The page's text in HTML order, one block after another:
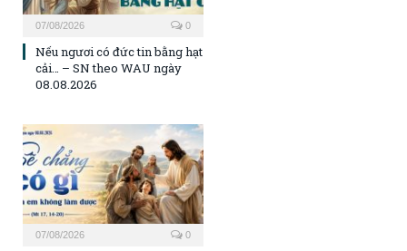
07/08/2026 0
Nếu ngươi có đức tin bằng hạt
cải… – SN theo WAU ngày
08.08.2026
07/08/2026 0